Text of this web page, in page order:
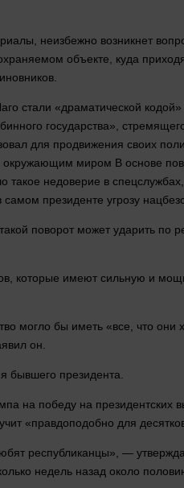
неизбежно возникнет
объекте, куда
стали «драматической кодой»
государства»,
для продвижения своих
окружающим миром В основе
такое недоверие в
президенте угрозу
поворот может ударить по
которые имеют сильную и
могло бы иметь «все, что они
он.
бывшего президента.
на победу на президентских
«правдоподобно для
республиканцы», —
недель назад около